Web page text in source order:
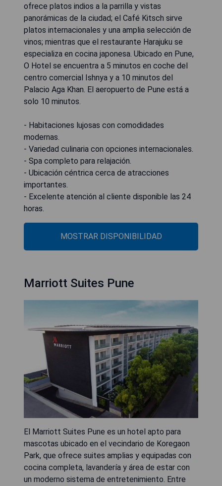
ofrece platos indios a la parrilla y vistas
panorámicas de la ciudad; el Café Kitsch sirve
platos internacionales y una amplia selección de
vinos; mientras que el restaurante Harajuku se
especializa en cocina japonesa. Ubicado en Pune,
O Hotel se encuentra a 5 minutos en coche del
centro comercial Ishnya y a 10 minutos del
Palacio Aga Khan. El aeropuerto de Pune está a
solo 10 minutos.
- Habitaciones lujosas con comodidades
modernas.
- Variedad culinaria con opciones internacionales.
- Spa completo para relajación.
- Ubicación céntrica cerca de atracciones
importantes.
- Excelente atención al cliente disponible las 24
horas.
MOSTRAR DISPONIBILIDAD
Marriott Suites Pune
El Marriott Suites Pune es un hotel apto para
mascotas ubicado en el vecindario de Koregaon
Park, que ofrece suites amplias y equipadas con
cocina completa, lavandería y área de estar con
un moderno sistema de entretenimiento. Entre